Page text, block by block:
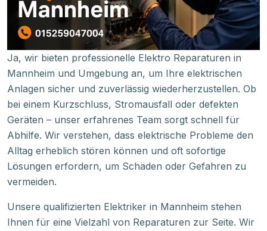
Ja, wir bieten professionelle Elektro Reparaturen in
Mannheim und Umgebung an, um Ihre elektrischen
Anlagen sicher und zuverlässig wiederherzustellen. Ob
bei einem Kurzschluss, Stromausfall oder defekten
Geräten – unser erfahrenes Team sorgt schnell für
Abhilfe. Wir verstehen, dass elektrische Probleme den
Alltag erheblich stören können und oft sofortige
Lösungen erfordern, um Schäden oder Gefahren zu
vermeiden.
Unsere qualifizierten Elektriker in Mannheim stehen
Ihnen für eine Vielzahl von Reparaturen zur Seite. Wir